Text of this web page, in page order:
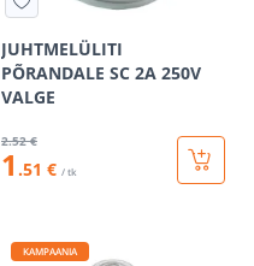
JUHTMELÜLITI
PÕRANDALE SC 2A 250V
VALGE
2.52 €
1 .51 € / tk
KAMPAANIA